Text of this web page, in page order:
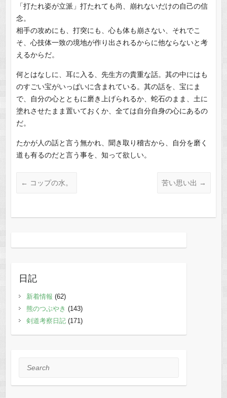
「打たれ姿が立派」打たれても尚、崩れないだけの自己の信
念。
相手の攻めにも、打突にも、心も体も崩さない、それでこ
そ、心技体一致の境地が作り出されるからに他ならないと考
えるからだ。
何とはなしに、耳に入る、先生方の貴重な話。其の中にはも
のすごい宝がいっぱいに含まれている。其の話を、宝にま
で、自分の心とともに磨き上げられるか、蛇石のまま、土に
塗れさせたまま置いておくか、全ては自分自身の心にあるの
だ。
たかが人の話と言う無かれ、聞き取り稽古から、自分を磨く
道も有るのだと言う事を、知って欲しい。
← コップの水。 苦い思い出 →
日記
新着情報 (62)
熊のつぶやき (143)
剣道考察日記(171)
Search